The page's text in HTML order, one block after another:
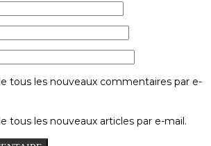
tous les nouveaux commentaires par e-
tous les nouveaux articles par e-mail.